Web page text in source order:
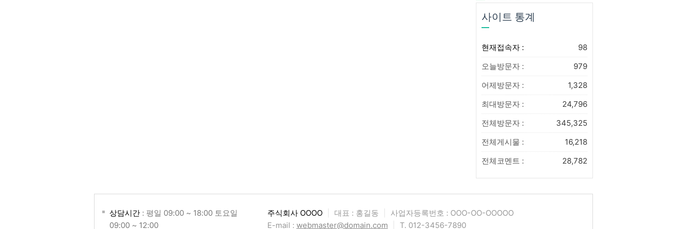
사이트 통계
현재접속자 :
98
오늘방문자 :
979
어제방문자 :
1,328
최대방문자 :
24,796
전체방문자 :
345,325
전체게시물 :
16,218
전체코멘트 :
28,782
상담시간 : 평일 09:00 ~ 18:00 토요일
09:00 ~ 12:00
주식회사 OOOO 대표 : 홍길동
사업자등록번호 : OOO-OO-OOOOO
E-mail : webmaster@domain.com T. 012-3456-7890